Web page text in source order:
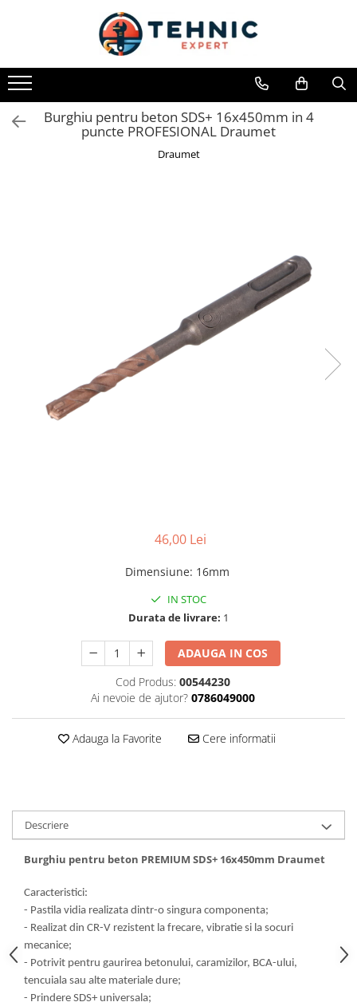
Toate Produsele
Accesorii pentru scule electrice
Accesorii pentru sculele pe aer
Alte accesorii pentru scule
Benzi din aluminiu
Benzi dublu-adezive
Benzi duct tape
Burghie pentru metal cu cobalt
Burghie pentru sticla si ceramica
Dalti, spit-uri SDS+ si SDS MAX
Carote, freze si accesorii pentru
Accesorii pentru frezare
Carote pentru ceramica
Dischete pentru slefuire ceramica
Carote HSS
Carote si accesorii pentru zidarie
Freze pentru gaurire lemn si gips
carton
Discuri pentru taiere si slefuire
Discuri lamelare cu smirghel
Burghiu pentru beton SDS+ 16x450mm in 4
puncte PROFESIONAL Draumet
Draumet
46,00 Lei
Dimensiune: 16mm
IN STOC
Durata de livrare: 1
ADAUGA IN COS
Cod Produs: 00544230
Ai nevoie de ajutor? 0786049000
Adauga la Favorite Cere informatii
Descriere
Burghiu pentru beton PREMIUM SDS+ 16x450mm Draumet
Caracteristici:
- Pastila vidia realizata dintr-o singura componenta;
- Realizat din CR-V rezistent la frecare, vibratie si la socuri
mecanice;
- Potrivit pentru gaurirea betonului, caramizilor, BCA-ului,
tencuiala sau alte materiale dure;
- Prindere SDS+ universala;